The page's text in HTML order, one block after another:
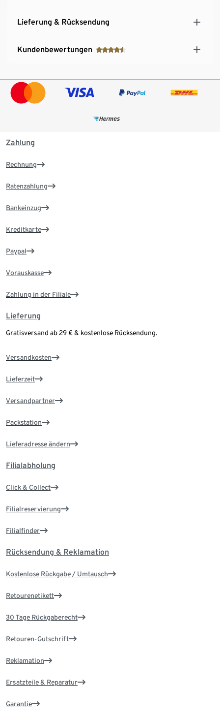
Lieferung & Rücksendung
Kundenbewertungen
Zahlung
Rechnung
Ratenzahlung
Bankeinzug
Kreditkarte
Paypal
Vorauskasse
Zahlung in der Filiale
Lieferung
Gratisversand ab 29 € & kostenlose Rücksendung.
Versandkosten
Lieferzeit
Versandpartner
Packstation
Lieferadresse ändern
Filialabholung
Click & Collect
Filialreservierung
Filialfinder
Rücksendung & Reklamation
Kostenlose Rückgabe / Umtausch
Retourenetikett
30 Tage Rückgaberecht
Retouren-Gutschrift
Reklamation
Ersatzteile & Reparatur
Garantie